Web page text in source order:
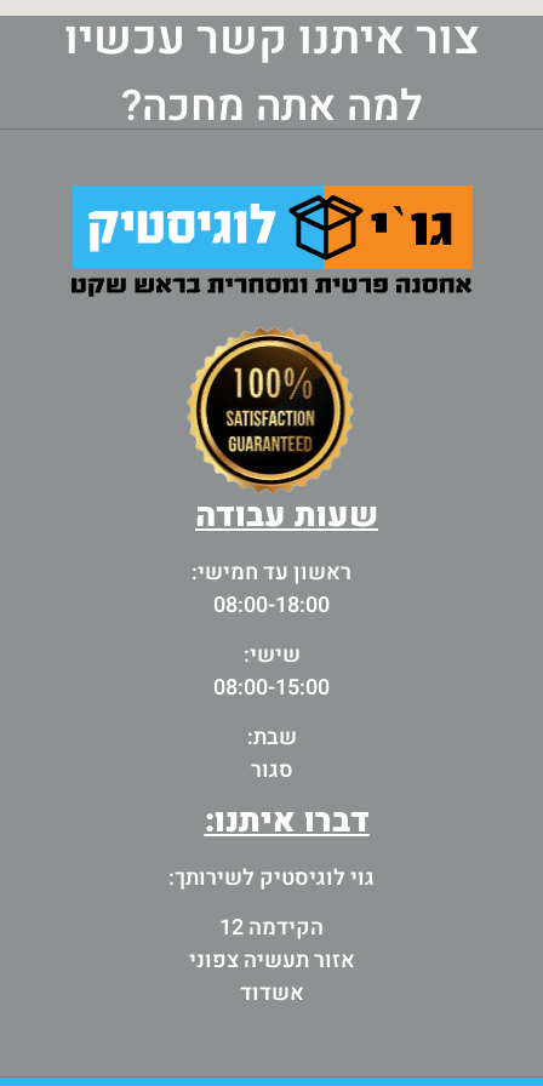
צור איתנו קשר עכשיו
למה אתה מחכה?
שעות עבודה
ראשון עד חמישי:
08:00-18:00
שישי:
08:00-15:00
שבת:
סגור
דברו איתנו:
גוי לוגיסטיק לשירותך:
הקידמה 12
אזור תעשיה צפוני
אשדוד